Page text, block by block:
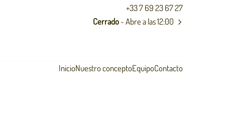
+33 7 69 23 67 27
Cerrado- Abre a las 12:00
InicioNuestro conceptoEquipoContacto